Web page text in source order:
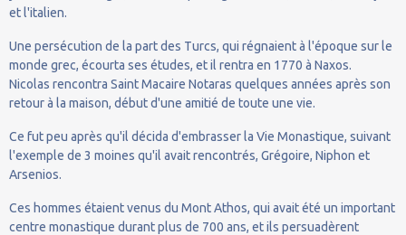
et l'italien.
Une persécution de la part des Turcs, qui régnaient à l'époque sur le
monde grec, écourta ses études, et il rentra en 1770 à Naxos.
Nicolas rencontra Saint Macaire Notaras quelques années après son
retour à la maison, début d'une amitié de toute une vie.
Ce fut peu après qu'il décida d'embrasser la Vie Monastique, suivant
l'exemple de 3 moines qu'il avait rencontrés, Grégoire, Niphon et
Arsenios.
Ces hommes étaient venus du Mont Athos, qui avait été un important
centre monastique durant plus de 700 ans, et ils persuadèrent